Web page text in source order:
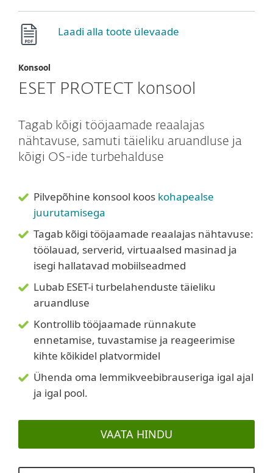
Laadi alla toote ülevaade
Konsool
ESET PROTECT konsool
Tagab kõigi tööjaamade reaalajas
nähtavuse, samuti täieliku aruandluse ja
kõigi OS-ide turbehalduse
Pilvepõhine konsool koos kohapealse
juurutamisega
Tagab kõigi tööjaamade reaalajas nähtavuse:
töölauad, serverid, virtuaalsed masinad ja
isegi hallatavad mobiilseadmed
Lubab ESET-i turbelahenduste täieliku
aruandluse
Kontrollib tööjaamade rünnakute
ennetamise, tuvastamise ja reageerimise
kihte kõikidel platvormidel
Ühenda oma lemmikveebibrauseriga igal ajal
ja igal pool.
VAATA HINDU